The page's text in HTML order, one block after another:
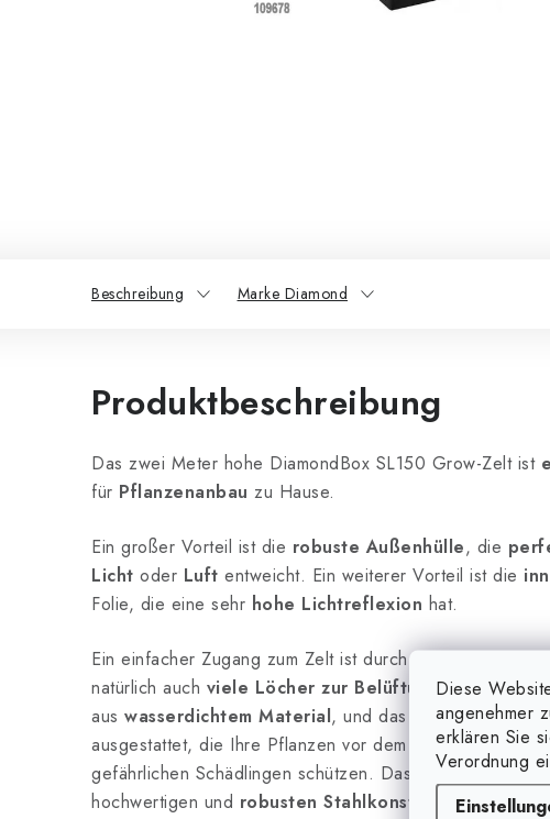
Diese
angenehmer
erklären Sie
Verordnung
Beschreibung Marke Diamond
Produktbeschreibung
Das zwei Meter hohe DiamondBox SL150 Grow-Zelt ist
für Pflanzenanbau zu Hause.
Ein großer Vorteil ist die robuste Außenhülle, die
Licht oder Luft entweicht. Ein weiterer Vorteil ist die
Folie, die eine sehr hohe Lichtreflexion hat.
Ein einfacher Zugang zum Zelt ist durch dieVordertür
natürlich auch viele Löcher zur Belüftung. Der Boden
aus wasserdichtem Material, und das Zelt ist
ausgestattet, die Ihre Pflanzen vor dem Eindringen von
gefährlichen Schädlingen schützen. Das Zelt ist sehr
hochwertigen und robusten Stahlkonstruktion(Rohre